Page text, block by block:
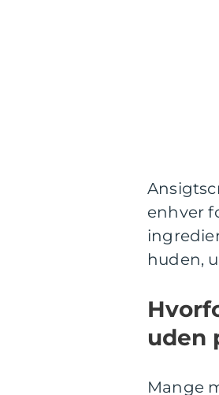
enhver
huden,
uden
Mange